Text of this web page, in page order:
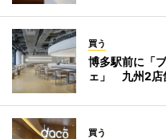
買う
博多駅前に「
ェ」 九州2店
買う